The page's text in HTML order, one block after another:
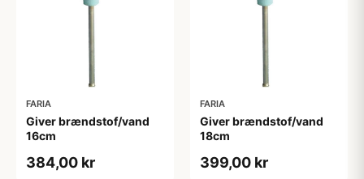
FARIA
Giver brændstof/vand
16cm
384,00 kr
FARIA
Giver brændstof/vand
18cm
399,00 kr